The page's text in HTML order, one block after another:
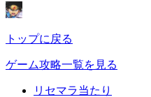
トップに戻る
ゲーム攻略一覧を見る
リセマラ当たり